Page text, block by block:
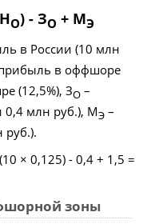
О) - ЗО + МЭ
в России (10 млн
в оффшоре
(12,5%), ЗО –
0,4 млн руб.), МЭ –
руб.).
× 0,125) - 0,4 + 1,5 =
зоны